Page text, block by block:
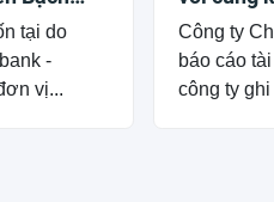
tại do
-
vị...
Công ty
báo cáo
công ty ghi